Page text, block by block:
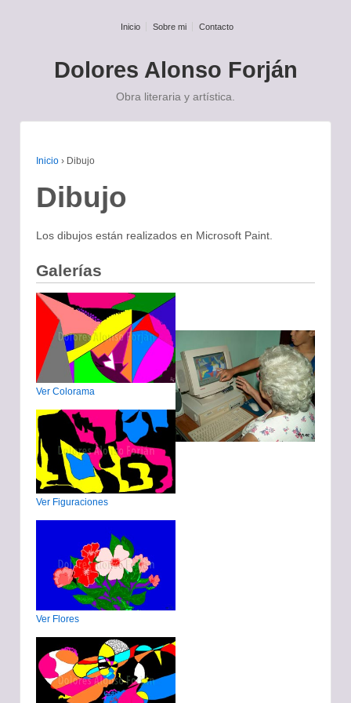
Inicio Sobre mi Contacto
Dolores Alonso Forján
Obra literaria y artística.
Inicio › Dibujo
Dibujo
Los dibujos están realizados en Microsoft Paint.
Galerías
Ver Colorama
Ver Figuraciones
Ver Flores